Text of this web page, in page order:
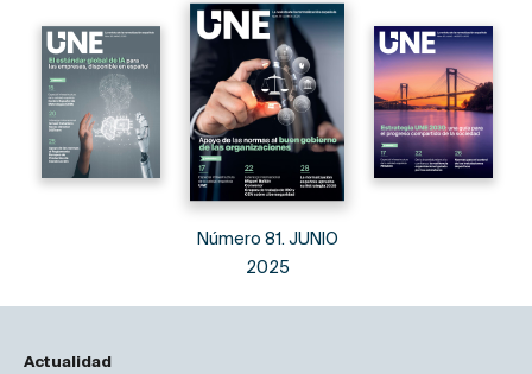
Número 81. JUNIO
2025
Actualidad